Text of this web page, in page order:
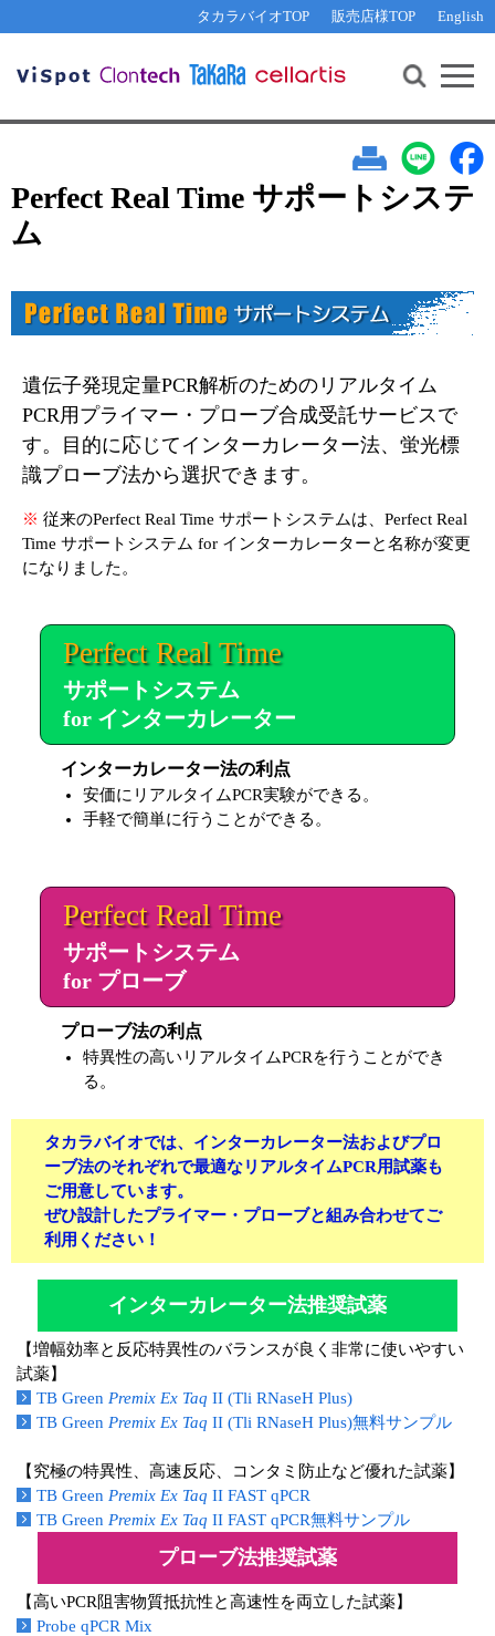
タカラバイオTOP 販売店様TOP English
機能解析・サイレンシング
核酸抽出・精製・標識
PCR・等温増幅
装置・ソフトウェア
テクニカルサポートライン
その他 ライセンスに関するご相談
遺伝子組換え生物該当製品
研究支援ツール
Cut-Site Navigator 制限酵素切断サイトの検索
プライマー検索・注文
リアルタイムPCR（プローブ法）
機器ソフトウェア・ベクター配列ダウンロード
ラーニングセンター
リアルタイムPCR実験ガイド
NGSポータルサイト
幹細胞・再生医療研究ガイド
クローニング実験ガイド
細胞選択ガイド
RNAi実験ガイド
アプリケーションノート
プロトコール集
ユーザーズボイス集
動画ライブラリー
お問い合わせ WEB会員登録
Perfect Real Time サポートシステ
ム
遺伝子発現定量PCR解析のためのリアルタイム
PCR用プライマー・プローブ合成受託サービスで
す。目的に応じてインターカレーター法、蛍光標
識プローブ法から選択できます。
※ 従来のPerfect Real Time サポートシステムは、Perfect Real
Time サポートシステム for インターカレーターと名称が変更
になりました。
Perfect Real Time
サポートシステム
for インターカレーター
インターカレーター法の利点
安価にリアルタイムPCR実験ができる。
手軽で簡単に行うことができる。
Perfect Real Time
サポートシステム
for プローブ
プローブ法の利点
特異性の高いリアルタイムPCRを行うことができ
る。
タカラバイオでは、インターカレーター法およびプロ
ーブ法のそれぞれで最適なリアルタイムPCR用試薬も
ご用意しています。
ぜひ設計したプライマー・プローブと組み合わせてご
利用ください！
インターカレーター法推奨試薬
【増幅効率と反応特異性のバランスが良く非常に使いやすい
試薬】
TB Green Premix Ex Taq II (Tli RNaseH Plus)
TB Green Premix Ex Taq II (Tli RNaseH Plus)無料サンプル
【究極の特異性、高速反応、コンタミ防止など優れた試薬】
TB Green Premix Ex Taq II FAST qPCR
TB Green Premix Ex Taq II FAST qPCR無料サンプル
プローブ法推奨試薬
【高いPCR阻害物質抵抗性と高速性を両立した試薬】
Probe qPCR Mix